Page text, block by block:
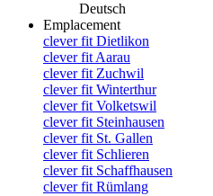
Deutsch
Emplacement
clever fit Dietlikon
clever fit Aarau
clever fit Zuchwil
clever fit Winterthur
clever fit Volketswil
clever fit Steinhausen
clever fit St. Gallen
clever fit Schlieren
clever fit Schaffhausen
clever fit Rümlang